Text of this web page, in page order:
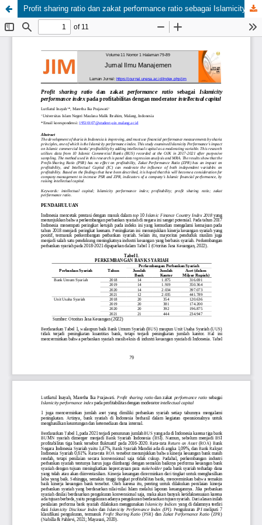
Profit sharing ratio dan zakat performance ratio sebagai Islamicity performance index pada profitabilitas dengan moderator intellectual capital